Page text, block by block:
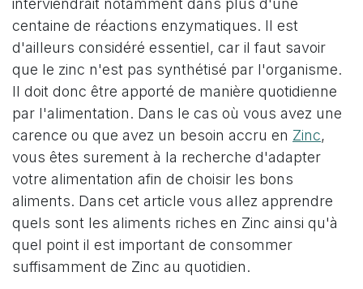
interviendrait notamment dans plus d'une
centaine de réactions enzymatiques. Il est
d'ailleurs considéré essentiel, car il faut savoir
que le zinc n'est pas synthétisé par l'organisme.
Il doit donc être apporté de manière quotidienne
par l'alimentation. Dans le cas où vous avez une
carence ou que avez un besoin accru en Zinc,
vous êtes surement à la recherche d'adapter
votre alimentation afin de choisir les bons
aliments. Dans cet article vous allez apprendre
quels sont les aliments riches en Zinc ainsi qu'à
quel point il est important de consommer
suffisamment de Zinc au quotidien.